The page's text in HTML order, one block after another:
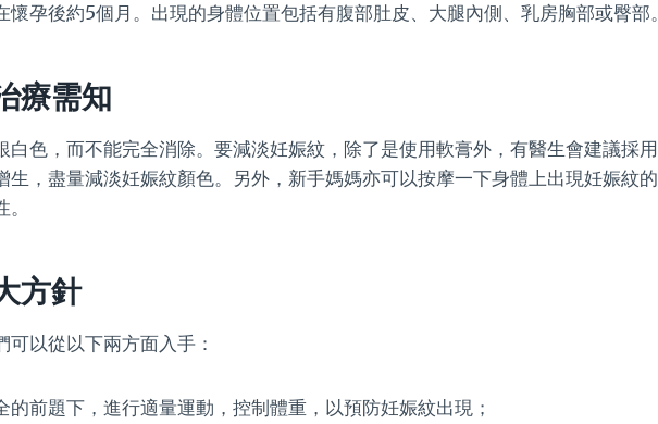
孕後約5個月。出現的身體位置包括有腹部肚皮、大腿內側、乳房胸部或臀部。
療需知
白色，而不能完全消除。要減淡妊娠紋，除了是使用軟膏外，有醫生會建議採用
生，盡量減淡妊娠紋顏色。另外，新手媽媽亦可以按摩一下身體上出現妊娠紋的
方針
以從以下兩方面入手：
的前題下，進行適量運動，控制體重，以預防妊娠紋出現；